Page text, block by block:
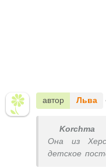
автор Льва
Korchma
Она из
детское